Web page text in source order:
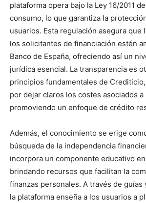
plataforma opera bajo la Ley 16/2011
consumo, lo que garantiza la
usuarios. Esta regulación asegura que
los solicitantes de financiación estén
Banco de España, ofreciendo así un
jurídica esencial. La transparencia es
principios fundamentales de
por dejar claros los costes asociados
promoviendo un enfoque de crédito
Además, el conocimiento se erige
búsqueda de la independencia
incorpora un componente educativo
brindando recursos que facilitan la
finanzas personales. A través de guías
la plataforma enseña a los usuarios a